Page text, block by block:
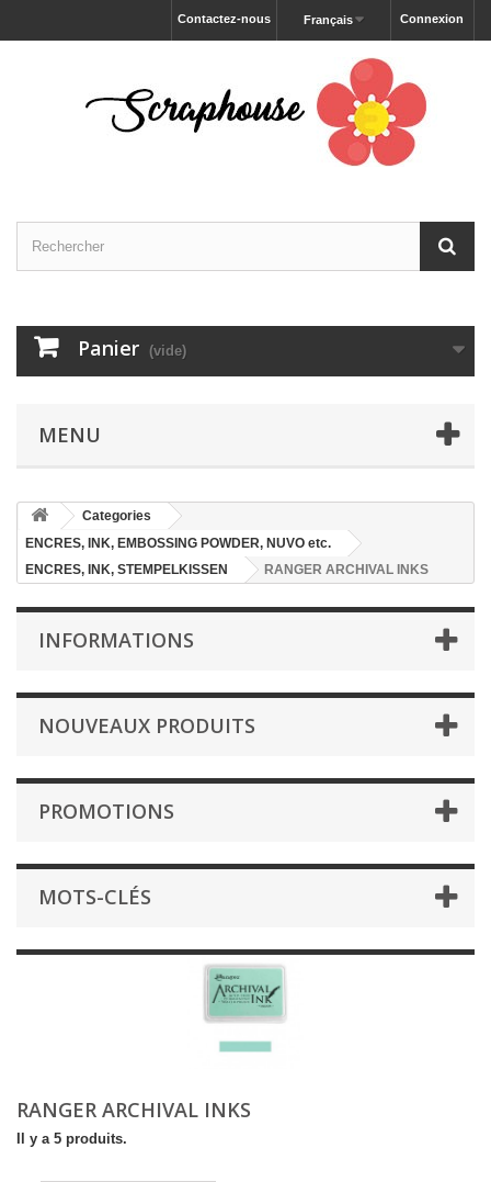
Connexion
Français
Contactez-nous
Panier (vide)
MENU
Categories
ENCRES, INK, EMBOSSING POWDER, NUVO etc.
ENCRES, INK, STEMPELKISSEN
RANGER ARCHIVAL INKS
INFORMATIONS
NOUVEAUX PRODUITS
PROMOTIONS
MOTS-CLÉS
RANGER ARCHIVAL INKS
Il y a 5 produits.